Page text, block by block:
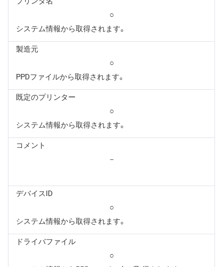
○
システム情報から取得されます。
製造元
○
PPDファイルから取得されます。
既定のプリンター
○
システム情報から取得されます。
コメント
－
デバイスID
○
システム情報から取得されます。
ドライバファイル
○